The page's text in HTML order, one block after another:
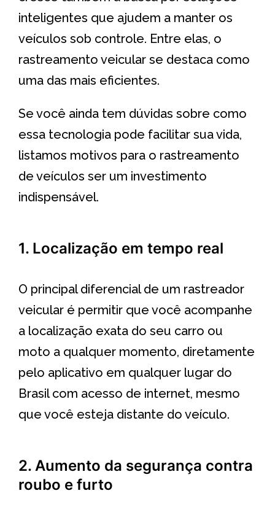
inteligentes que ajudem a manter os
veículos sob controle. Entre elas, o
rastreamento veicular se destaca como
uma das mais eficientes.
Se você ainda tem dúvidas sobre como
essa tecnologia pode facilitar sua vida,
listamos motivos para o rastreamento
de veículos ser um investimento
indispensável.
1. Localização em tempo real
O principal diferencial de um rastreador
veicular é permitir que você acompanhe
a localização exata do seu carro ou
moto a qualquer momento, diretamente
pelo aplicativo em qualquer lugar do
Brasil com acesso de internet, mesmo
que você esteja distante do veículo.
2. Aumento da segurança contra
roubo e furto